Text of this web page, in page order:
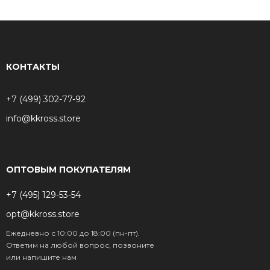
КОНТАКТЫ
+7 (499) 302-77-92
info@kkross.store
ОПТОВЫМ ПОКУПАТЕЛЯМ
+7 (495) 129-53-54
opt@kkross.store
Ежедневно с 10:00 до 18:00 (пн-пт).
Ответим на любой вопрос, позвоните
или напишите нам